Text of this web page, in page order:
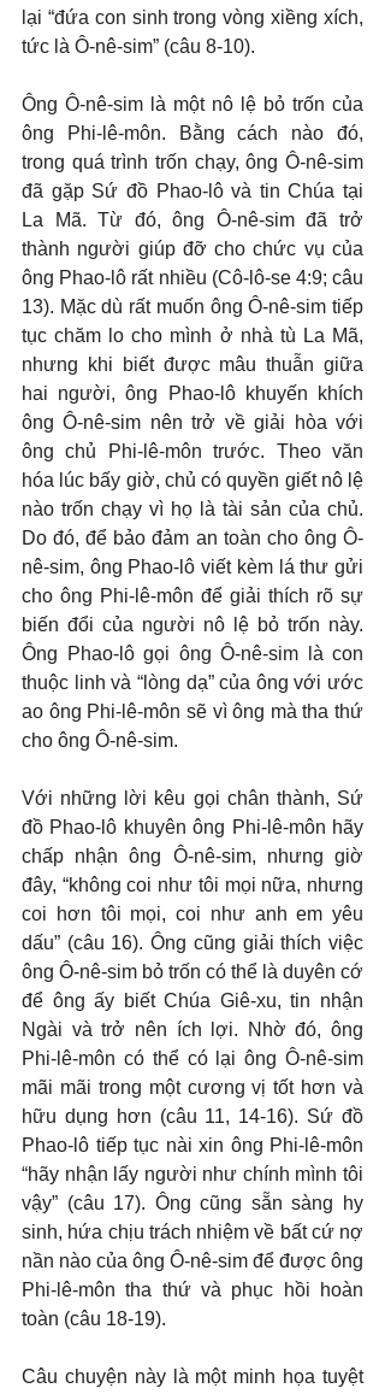
lại “đứa con sinh trong vòng xiềng xích,
tức là Ô-nê-sim” (câu 8-10).
Ông Ô-nê-sim là một nô lệ bỏ trốn của
ông Phi-lê-môn. Bằng cách nào đó,
trong quá trình trốn chạy, ông Ô-nê-sim
đã gặp Sứ đồ Phao-lô và tin Chúa tại
La Mã. Từ đó, ông Ô-nê-sim đã trở
thành người giúp đỡ cho chức vụ của
ông Phao-lô rất nhiều (Cô-lô-se 4:9; câu
13). Mặc dù rất muốn ông Ô-nê-sim tiếp
tục chăm lo cho mình ở nhà tù La Mã,
nhưng khi biết được mâu thuẫn giữa
hai người, ông Phao-lô khuyến khích
ông Ô-nê-sim nên trở về giải hòa với
ông chủ Phi-lê-môn trước. Theo văn
hóa lúc bấy giờ, chủ có quyền giết nô lệ
nào trốn chạy vì họ là tài sản của chủ.
Do đó, để bảo đảm an toàn cho ông Ô-
nê-sim, ông Phao-lô viết kèm lá thư gửi
cho ông Phi-lê-môn để giải thích rõ sự
biến đổi của người nô lệ bỏ trốn này.
Ông Phao-lô gọi ông Ô-nê-sim là con
thuộc linh và “lòng dạ” của ông với ước
ao ông Phi-lê-môn sẽ vì ông mà tha thứ
cho ông Ô-nê-sim.
Với những lời kêu gọi chân thành, Sứ
đồ Phao-lô khuyên ông Phi-lê-môn hãy
chấp nhận ông Ô-nê-sim, nhưng giờ
đây, “không coi như tôi mọi nữa, nhưng
coi hơn tôi mọi, coi như anh em yêu
dấu” (câu 16). Ông cũng giải thích việc
ông Ô-nê-sim bỏ trốn có thể là duyên cớ
để ông ấy biết Chúa Giê-xu, tin nhận
Ngài và trở nên ích lợi. Nhờ đó, ông
Phi-lê-môn có thể có lại ông Ô-nê-sim
mãi mãi trong một cương vị tốt hơn và
hữu dụng hơn (câu 11, 14-16). Sứ đồ
Phao-lô tiếp tục nài xin ông Phi-lê-môn
“hãy nhận lấy người như chính mình tôi
vậy” (câu 17). Ông cũng sẵn sàng hy
sinh, hứa chịu trách nhiệm về bất cứ nợ
nần nào của ông Ô-nê-sim để được ông
Phi-lê-môn tha thứ và phục hồi hoàn
toàn (câu 18-19).
Câu chuyện này là một minh họa tuyệt